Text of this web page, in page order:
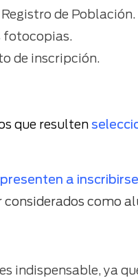
de Población.
fotocopias.
de inscripción.
que resulten
a
considerados como
indispensable, ya